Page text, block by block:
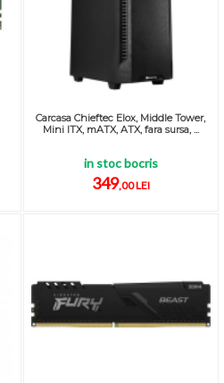
Carcasa Chieftec Elox, Middle Tower,
Mini ITX, mATX, ATX, fara sursa, ...
in stoc bocris
349,00 LEI